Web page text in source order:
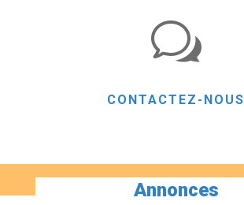
w
CONTACTEZ-NOUS
Annonces